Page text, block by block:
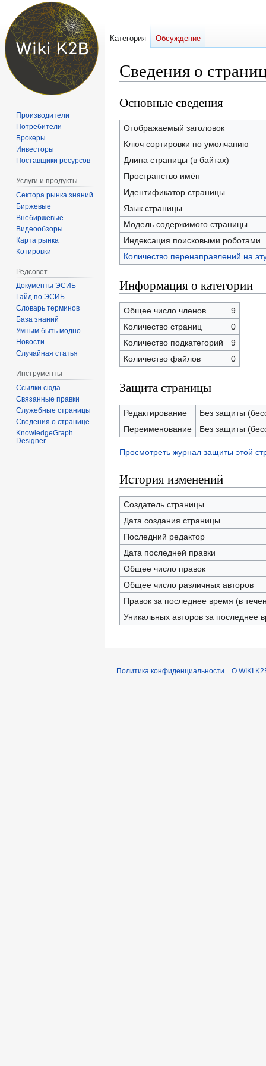
Сведения о
Перейти
к
навигации
Перейти
к
поиску
Основные сведения
Отображаемый заголовок
Ключ сортировки по умолчанию
Длина страницы (в байтах)
Пространство имён
Идентификатор страницы
Язык страницы
Модель содержимого страницы
Индексация поисковыми роботами
Количество перенаправлений на
Информация о категории
Общее число членов
9
Количество страниц
0
Количество подкатегорий
9
Количество файлов
0
Защита страницы
Редактирование
Без защиты
Переименование
Без защиты
Просмотреть журнал защиты этой
История изменений
Создатель страницы
Дата создания страницы
Последний редактор
Дата последней правки
Общее число правок
Общее число различных авторов
Правок за последнее время (в
Уникальных авторов за последнее
Категория Обсуждение
Производители
Потребители
Брокеры
Инвесторы
Поставщики ресурсов
Услуги и продукты
Сектора рынка знаний
Биржевые
Внебиржевые
Видеообзоры
Карта рынка
Котировки
Редсовет
Документы ЭСИБ
Гайд по ЭСИБ
Словарь терминов
База знаний
Умным быть модно
Новости
Случайная статья
Инструменты
Ссылки сюда
Связанные правки
Служебные страницы
Сведения о странице
KnowledgeGraph
Designer
Политика конфиденциальности О WIKI